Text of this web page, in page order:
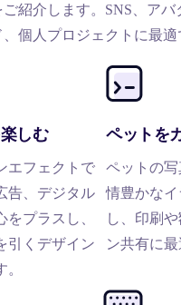
紹介します。SNS、アバ
個人プロジェクトに最適
しむ
エフェクトで
告、デジタル
をプラスし、
引くデザイン
ペットを
ペットの
情豊かな
し、印刷
ン共有に最